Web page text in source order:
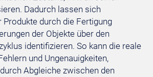
Dadurch lassen sich
Produkte durch die Fertigung
der Objekte über den
identifizieren. So kann die reale
und Ungenauigkeiten,
Abgleiche zwischen den